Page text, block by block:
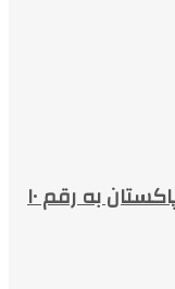
افزایش حجم تجارت بین ایران و پاکستان به رقم ۱۰